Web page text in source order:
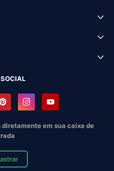
em sua caixa de